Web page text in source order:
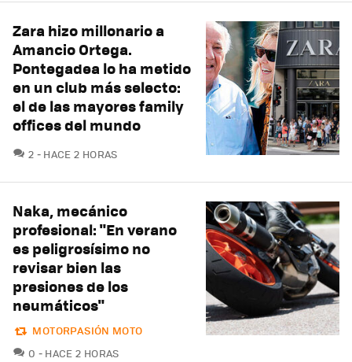
Zara hizo millonario a
Amancio Ortega.
Pontegadea lo ha metido
en un club más selecto:
el de las mayores family
offices del mundo
2 COMENTARIOS
HACE 2 HORAS
Naka, mecánico
profesional: "En verano
es peligrosísimo no
revisar bien las
presiones de los
neumáticos"
MOTORPASIÓN MOTO
0 COMENTARIOS
HACE 2 HORAS